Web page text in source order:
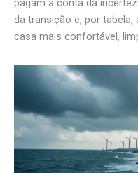
pagam a conta da
da transição e, por tabela,
casa mais confortável,